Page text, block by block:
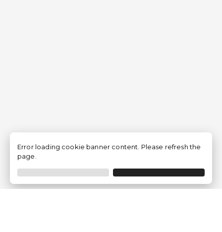
Error loading cookie banner content. Please refresh the
page.